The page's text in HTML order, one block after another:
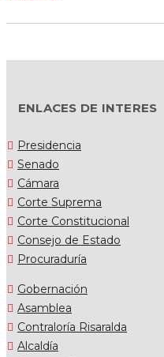
ENLACES DE INTERES
Presidencia
Senado
Cámara
Corte Suprema
Corte Constitucional
Consejo de Estado
Procuraduría
Gobernación
Asamblea
Contraloría Risaralda
Alcaldía